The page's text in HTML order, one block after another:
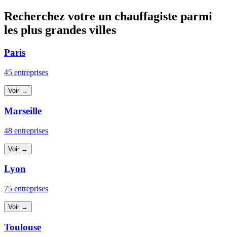
Recherchez votre un chauffagiste parmi
les plus grandes villes
Paris
45 entreprises
Voir →
Marseille
48 entreprises
Voir →
Lyon
75 entreprises
Voir →
Toulouse